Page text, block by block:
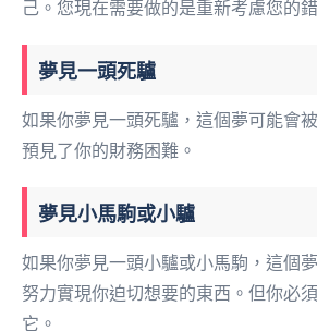
己。您現在需要做的是重新考慮您的
夢見一頭死驢
如果你夢見一頭死驢，這個夢可能會
預見了你的財務困難。
夢見小馬駒或小驢
如果你夢見一頭小驢或小馬駒，這個
努力實現你迫切想要的東西。但你必
它。